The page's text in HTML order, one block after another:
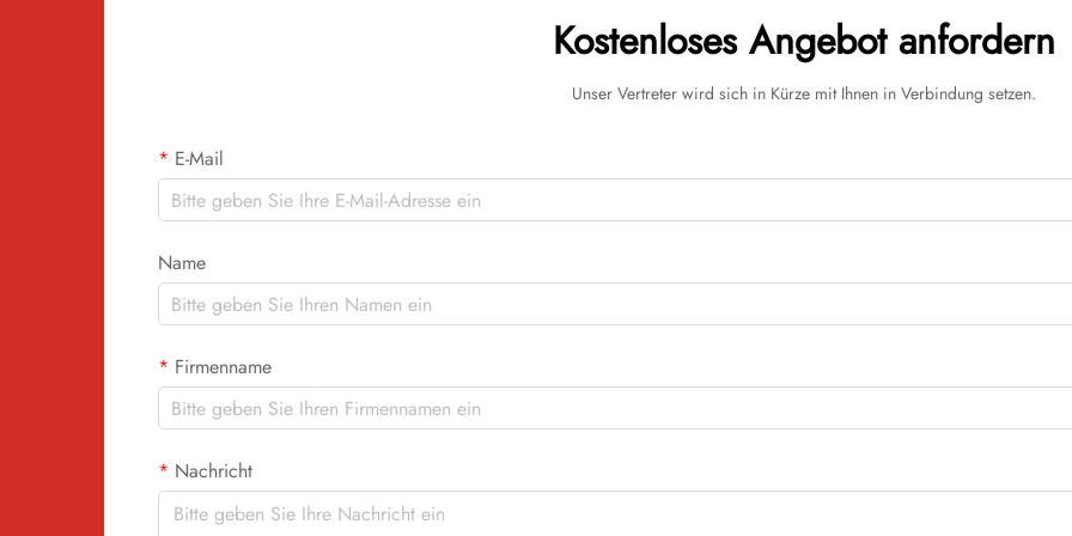
Kostenloses Angebot anfordern
Unser Vertreter wird sich in Kürze mit Ihnen in Verbindung setzen.
E-Mail
Name
Firmenname
Nachricht